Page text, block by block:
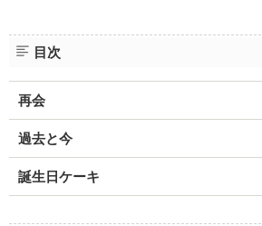
目次
再会
過去と今
誕生日ケーキ